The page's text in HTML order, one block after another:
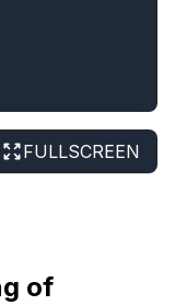
FULLSCREEN
of